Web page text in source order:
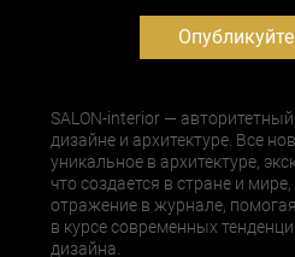
SALON-interior —
дизайне и архитектуре. Все
уникальное в архитектуре,
что создается в стране и
отражение в журнале,
в курсе современных
дизайна.